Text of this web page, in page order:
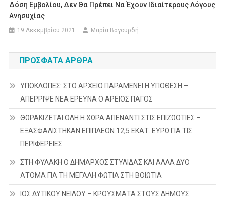
Δόση Εμβολίου, Δεν Θα Πρέπει Να Έχουν Ιδιαίτερους Λόγους
Ανησυχίας
19 Δεκεμβρίου 2021 Μαρία Βαγουρδή
ΠΡΌΣΦΑΤΑ ΆΡΘΡΑ
ΥΠΟΚΛΟΠΕΣ: ΣΤΟ ΑΡΧΕΙΟ ΠΑΡΑΜΕΝΕΙ Η ΥΠΟΘΕΣΗ –
ΑΠΕΡΡΙΨΕ ΝΕΑ ΕΡΕΥΝΑ Ο ΑΡΕΙΟΣ ΠΑΓΟΣ
ΘΩΡΑΚΙΖΕΤΑΙ ΟΛΗ Η ΧΩΡΑ ΑΠΕΝΑΝΤΙ ΣΤΙΣ ΕΠΙΖΩΟΤΙΕΣ –
ΕΞΑΣΦΑΛΙΣΤΗΚΑΝ ΕΠΙΠΛΕΟΝ 12,5 ΕΚΑΤ. ΕΥΡΩ ΓΙΑ ΤΙΣ
ΠΕΡΙΦΕΡΕΙΕΣ
ΣΤΗ ΦΥΛΑΚΗ Ο ΔΗΜΑΡΧΟΣ ΣΤΥΛΙΔΑΣ ΚΑΙ ΑΛΛΑ ΔΥΟ
ΑΤΟΜΑ ΓΙΑ ΤΗ ΜΕΓΑΛΗ ΦΩΤΙΑ ΣΤΗ ΒΟΙΩΤΙΑ
ΙΟΣ ΔΥΤΙΚΟΥ ΝΕΙΛΟΥ – ΚΡΟΥΣΜΑΤΑ ΣΤΟΥΣ ΔΗΜΟΥΣ